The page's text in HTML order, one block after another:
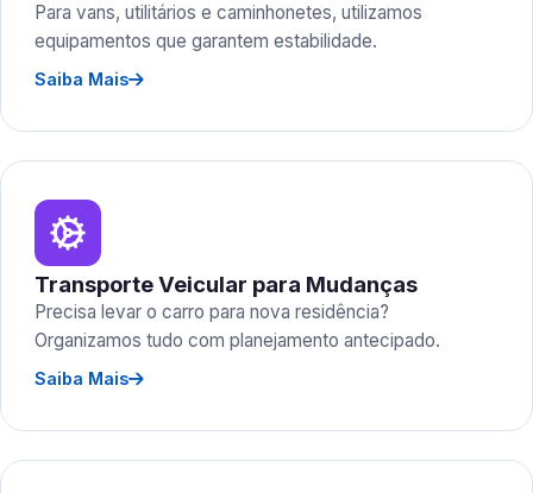
Para vans, utilitários e caminhonetes, utilizamos
equipamentos que garantem estabilidade.
Saiba Mais
Transporte Veicular para Mudanças
Precisa levar o carro para nova residência?
Organizamos tudo com planejamento antecipado.
Saiba Mais